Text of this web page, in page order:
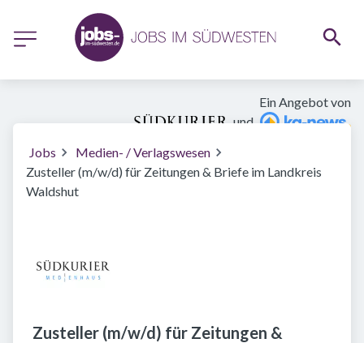
Ein Angebot von
und
Jobs
Medien- / Verlagswesen
Zusteller (m/w/d) für Zeitungen & Briefe im Landkreis
Waldshut
Zusteller (m/w/d) für Zeitungen &